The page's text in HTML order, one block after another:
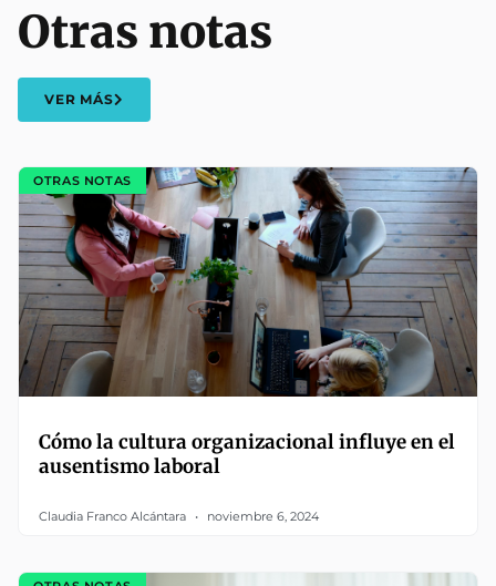
Otras notas
VER MÁS
OTRAS NOTAS
Cómo la cultura organizacional influye en el
ausentismo laboral
Claudia Franco Alcántara noviembre 6, 2024